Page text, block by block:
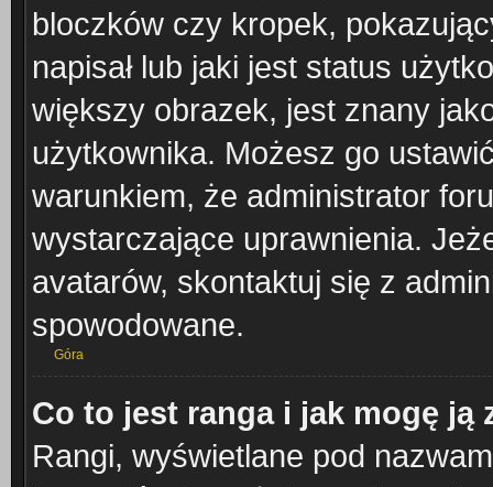
bloczków czy kropek,
napisał lub jaki jest status
większy obrazek, jest znany
użytkownika. Możesz go
warunkiem, że administrator
wystarczające uprawnienia.
avatarów, skontaktuj się z
spowodowane.
Góra
Co to jest ranga i jak mogę ją
Rangi, wyświetlane pod